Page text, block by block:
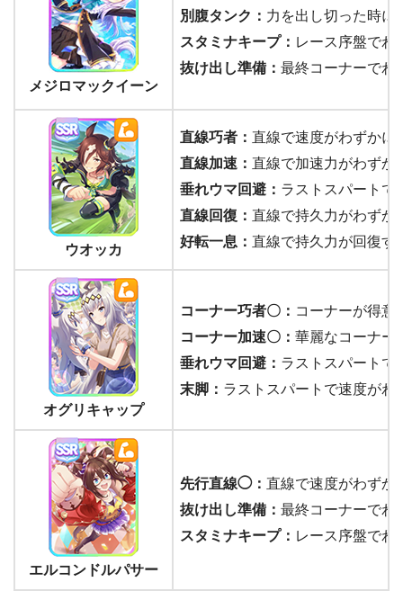
メジロマックイーン
別腹タンク： 力を出し切った時に
スタミナキープ： レース序盤でわ
抜け出し準備： 最終コーナーでわ
ウオッカ
直線巧者： 直線で速度がわずかに
直線加速： 直線で加速力がわずか
垂れウマ回避： ラストスパートで
直線回復： 直線で持久力がわずか
好転一息： 直線で持久力が回復す
オグリキャップ
コーナー巧者〇： コーナーが得意
コーナー加速〇： 華麗なコーナー
垂れウマ回避： ラストスパートで
末脚： ラストスパートで速度がわ
エルコンドルパサー
先行直線◯： 直線で速度がわずか
抜け出し準備： 最終コーナーでわ
スタミナキープ： レース序盤でわ